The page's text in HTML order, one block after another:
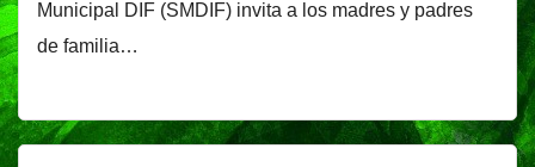
Municipal DIF (SMDIF) invita a los madres y padres
de familia…